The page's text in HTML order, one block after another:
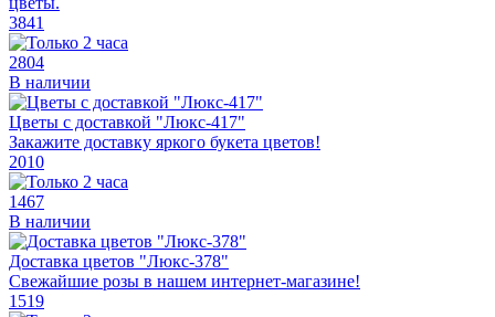
3841
2804
В наличии
Цветы с доставкой "Люкс-417"
Закажите доставку яркого букета цветов!
2010
1467
В наличии
Доставка цветов "Люкс-378"
Свежайшие розы в нашем интернет-магазине!
1519